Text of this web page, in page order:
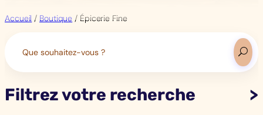
Accueil / Boutique / Épicerie Fine
for:
Filtrez votre recherche